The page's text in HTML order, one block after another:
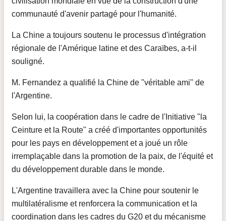
communauté d'avenir partagé pour l'humanité.
La Chine a toujours soutenu le processus d'intégration
régionale de l'Amérique latine et des Caraïbes, a-t-il
souligné.
M. Fernandez a qualifié la Chine de "véritable ami" de
l'Argentine.
Selon lui, la coopération dans le cadre de l'Initiative "la
Ceinture et la Route" a créé d'importantes opportunités
pour les pays en développement et a joué un rôle
irremplaçable dans la promotion de la paix, de l'équité et
du développement durable dans le monde.
L'Argentine travaillera avec la Chine pour soutenir le
multilatéralisme et renforcera la communication et la
coordination dans les cadres du G20 et du mécanisme